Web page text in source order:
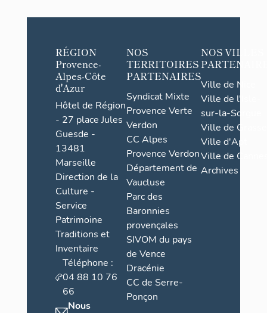
RÉGION
Provence-
Alpes-Côte
d'Azur
Hôtel de Région
- 27 place Jules
Guesde -
13481
Marseille
Direction de la
Culture -
Service
Patrimoine
Traditions et
Inventaire
Téléphone :
04 88 10 76
66
Nous
NOS
TERRITOIRES
PARTENAIRES
Syndicat Mixte
Provence Verte
Verdon
CC Alpes
Provence Verdon
Département de
Vaucluse
Parc des
Baronnies
provençales
SIVOM du pays
de Vence
Dracénie
CC de Serre-
Ponçon
NOS VILLES
Ville de Nice
Ville de l'Isle-
sur-la-Sorgue
Ville de Grasse
Ville d'Apt
Ville de
Archives